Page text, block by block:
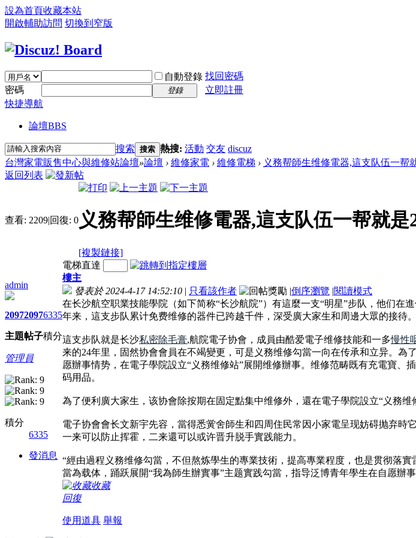
設為首頁收藏本站
開啟輔助訪問 切換到窄版
自動登錄 找回密碼
密碼
登錄
立即註冊
快捷導航
論壇BBS
搜索 搜索 熱搜: 活動 交友 discuz
台灣家電販售中心與維修站論壇»論壇 › 維修家電 › 維修電梯 › 义務帮師生维修電器,這支队伍一帮
返回列表
查看: 2209|回復: 0 义務帮師生维修電器,這支队伍一帮就是
[複製鏈接]
admin
2097
主題
2097
帖子
6335
積分
管理員
積分
6335
發消息
電梯直達
樓主
發表於 2024-4-17 14:52:10 | 只看該作者 |倒序瀏覽 |閱讀模式
在长沙航空职業技能學院（如下简称“长沙航院”）有這麼一支“明星”步队，他们
年来，這支步队累计免费维修的器件已跨越千件，深受廣大家生和周邊大眾的接待。
這支步队就是长沙私密除毛膏,航院電子协會，成員由酷爱電子维修技能和一多慢性
来的24年里，固然协會會員在不竭變更，可是义務维修勾當一向在传承和立异。為
愿辦事情势，在電子學院設立“义務维修站”展開维修辦事。维修范畴既有充電寶
码用品。
為了便利廣大家生，该协會除按期在固定點集中维修外，還在電子學院設立“义務维
電子协會會长文新宇先容，當得悉黉舍師生和四周住民常因小家電呈现妨碍抛弃
一来可以防止挥霍，二来還可以或许晋升脱手實践能力。
“經由過程义務维修勾當，不但熬炼學生的專業技術，提高專業程度，也是贯彻落
當為载体，踊跃展開“我為師生辦實事”主题實践勾當，指导泛博青年學生在自愿辦
收藏
回復
使用道具 舉報